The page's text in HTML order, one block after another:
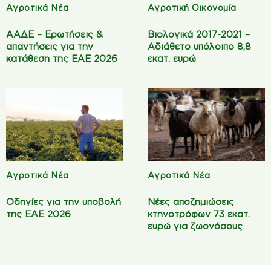
Αγροτικά Νέα
ΑΑΔΕ – Ερωτήσεις &
απαντήσεις για την
κατάθεση της ΕΑΕ 2026
Αγροτική Οικονομία
Βιολογικά 2017-2021 –
Αδιάθετο υπόλοιπο 8,8
εκατ. ευρώ
Αγροτικά Νέα
Οδηγίες για την υποβολή
της ΕΑΕ 2026
Αγροτικά Νέα
Νέες αποζημιώσεις
κτηνοτρόφων 73 εκατ.
ευρώ για ζωονόσους